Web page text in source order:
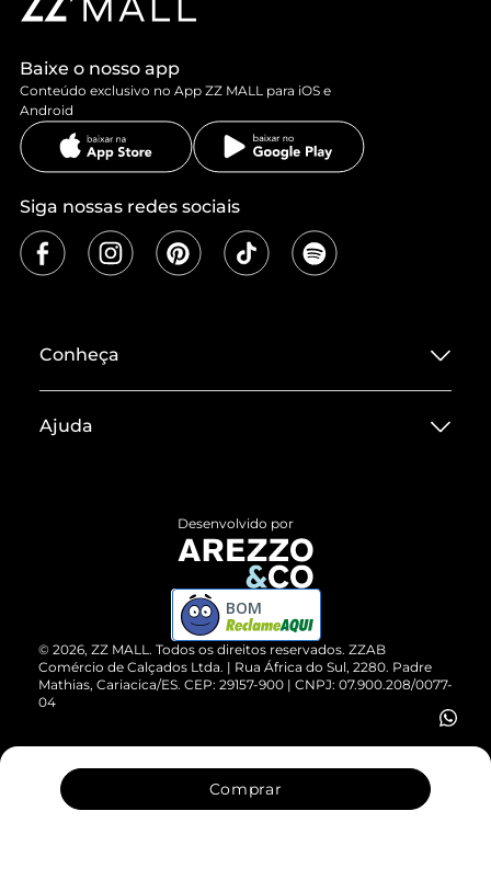
Comprar
Baixe o nosso app
Conteúdo exclusivo no App ZZ MALL para iOS e
Android
Siga nossas redes sociais
Conheça
Termos de Uso
ZZ MALL é confiável
Cartão Presente
Vendas Corporativas
Ajuda
Devolução do Produto
Compre pelo WhatsApp
© 2026, ZZ MALL. Todos os direitos reservados. ZZAB
Comércio de Calçados Ltda. | Rua África do Sul, 2280. Padre
Mathias, Cariacica/ES. CEP: 29157-900 | CNPJ: 07.900.208/0077-
04
Desenvolvido por
BOM